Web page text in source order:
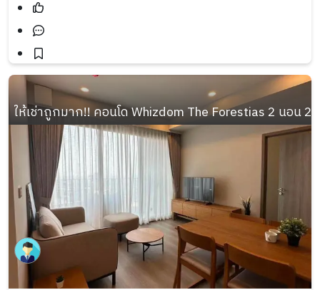
ให้เช่าถูกมาก!! คอนโด Whizdom The Forestias 2 นอน